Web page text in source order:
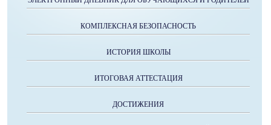
КОМПЛЕКСНАЯ БЕЗОПАСНОСТЬ
ИСТОРИЯ ШКОЛЫ
ИТОГОВАЯ АТТЕСТАЦИЯ
ДОСТИЖЕНИЯ